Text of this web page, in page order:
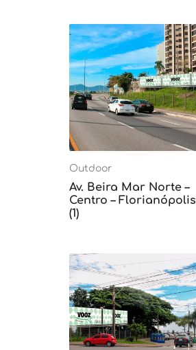
Outdoor
Av. Beira Mar Norte –
Centro – Florianópolis
(1)